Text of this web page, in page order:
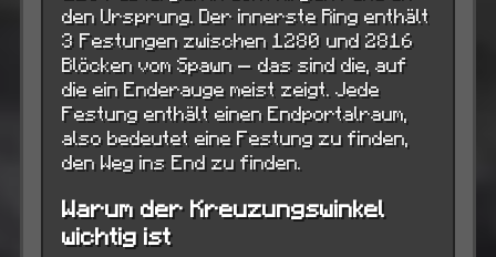
den Ursprung. Der innerste Ring enthält
3 Festungen zwischen 1280 und 2816
Blöcken vom Spawn — das sind die, auf
die ein Enderauge meist zeigt. Jede
Festung enthält einen Endportalraum,
also bedeutet eine Festung zu finden,
den Weg ins End zu finden.
Warum der Kreuzungswinkel
wichtig ist